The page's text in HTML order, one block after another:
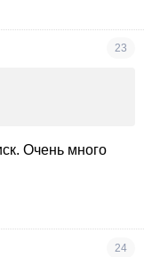
23
Очень много
24